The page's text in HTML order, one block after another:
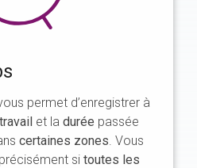
permet d’enregistrer à
et la durée passée
certaines zones . Vous
si toutes les